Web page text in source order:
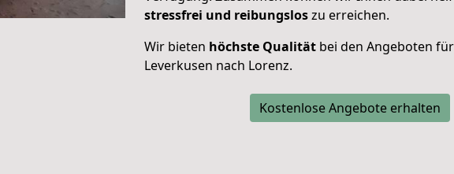
stressfrei und reibungsloszu erreichen.
Wir bieten höchste Qualität bei den Angeboten
Leverkusen nach Lorenz.
Kostenlose Angebote erhalten